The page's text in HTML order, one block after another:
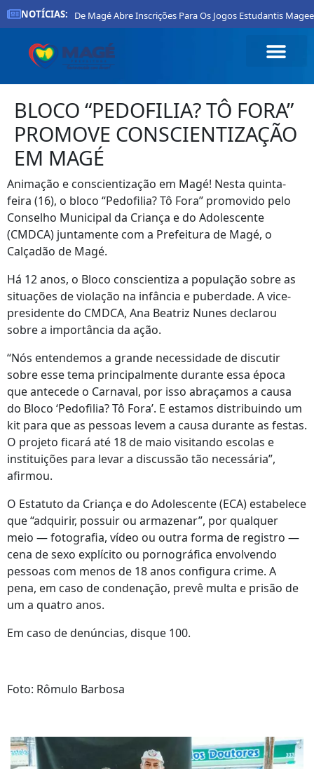
NOTÍCIAS:
Prefeitura De Magé Abre Inscrições Para Os Jogos Estudantis
BLOCO “PEDOFILIA? TÔ FORA”
PROMOVE CONSCIENTIZAÇÃO
EM MAGÉ
Animação e conscientização em Magé! Nesta quinta-
feira (16), o bloco “Pedofilia? Tô Fora” promovido pelo
Conselho Municipal da Criança e do Adolescente
(CMDCA) juntamente com a Prefeitura de Magé, o
Calçadão de Magé.
Há 12 anos, o Bloco conscientiza a população sobre as
situações de violação na infância e puberdade. A vice-
presidente do CMDCA, Ana Beatriz Nunes declarou
sobre a importância da ação.
“Nós entendemos a grande necessidade de discutir
sobre esse tema principalmente durante essa época
que antecede o Carnaval, por isso abraçamos a causa
do Bloco ‘Pedofilia? Tô Fora’. E estamos distribuindo um
kit para que as pessoas levem a causa durante as festas.
O projeto ficará até 18 de maio visitando escolas e
instituições para levar a discussão tão necessária”,
afirmou.
O Estatuto da Criança e do Adolescente (ECA) estabelece
que “adquirir, possuir ou armazenar”, por qualquer
meio — fotografia, vídeo ou outra forma de registro —
cena de sexo explícito ou pornográfica envolvendo
pessoas com menos de 18 anos configura crime. A
pena, em caso de condenação, prevê multa e prisão de
um a quatro anos.
Em caso de denúncias, disque 100.
Foto: Rômulo Barbosa